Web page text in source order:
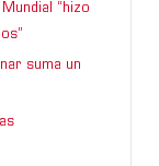
“hizo
suma un